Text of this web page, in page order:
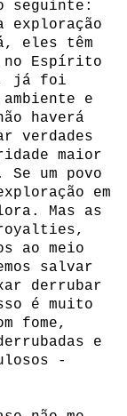
seguinte:
exploração
eles têm
Espírito
já foi
e
haverá
verdades
maior
um povo
em
Mas as
royalties,
ao meio
salvar
derrubar
é muito
fome,
e
-